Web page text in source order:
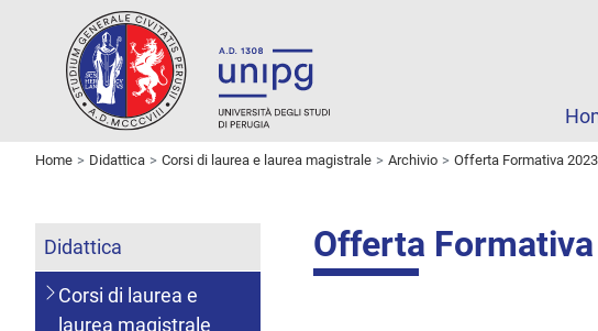
Home Didattica Corsi di laurea e laurea magistrale Archivio Offerta Formativa
Offerta
Didattica
Corsi di laurea e
laurea magistrale